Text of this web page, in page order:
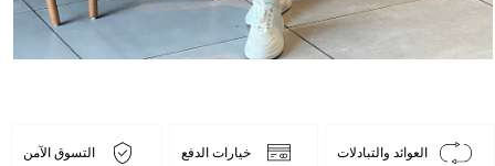
العوائد والتبادلات خيارات الدفع التسوق الآمن